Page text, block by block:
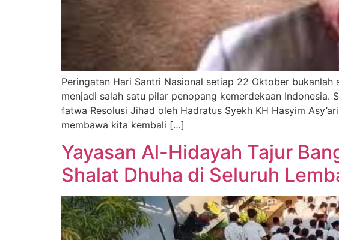
Peringatan Hari Santri Nasional setiap 22 Oktober
menjadi salah satu pilar penopang kemerdekaan
fatwa Resolusi Jihad oleh Hadratus Syekh KH Hasyim
membawa kita kembali […]
Yayasan Al-Hidayah Tajur
Shalat Dhuha di Seluruh